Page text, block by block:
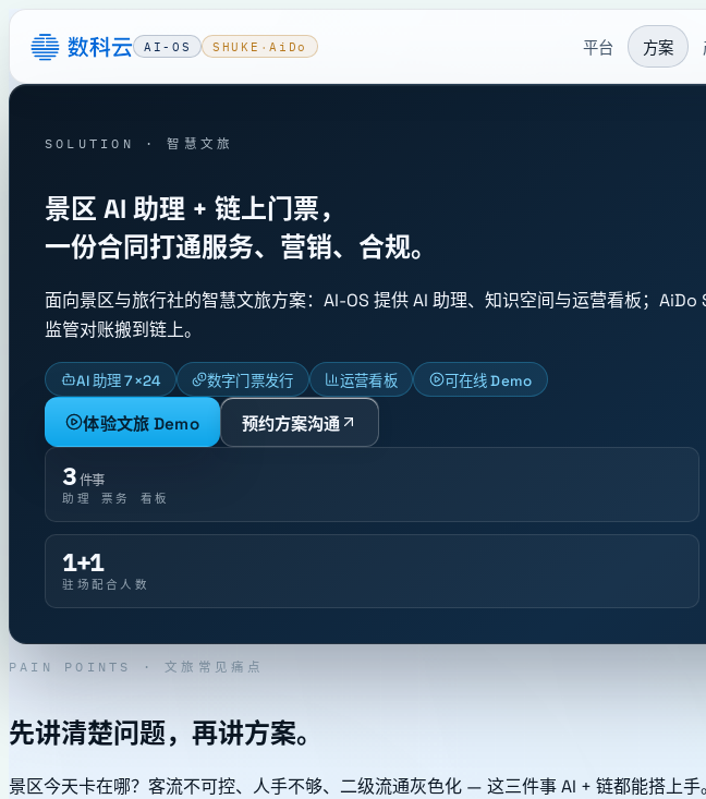
AI-OS SHUKE ·AiDo 平台 方案
SOLUTION · 智慧文旅
景区 AI 助理 + 链上门票，
一份合同打通服务、营销、合规。
面向景区与旅行社的智慧文旅方案：AI-OS 提供 AI 助理、知识空间与运营看板；
监管对账搬到链上。
AI 助理 7×24 数字门票发行 运营看板 可在线 Demo
体验文旅 Demo 预约方案沟通
3 件事
助理 票务 看板
1+1
驻场配合人数
PAIN POINTS · 文旅常见痛点
先讲清楚问题，再讲方案。
景区今天卡在哪？客流不可控、人手不够、二级流通灰色化 — 这三件事 AI + 链都能搭上手。